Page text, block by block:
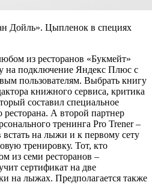
Дойль». Цыпленок в специях
из ресторанов «Букмейт»
на подключение Яндекс Плюс с
пользователям. Выбрать книгу
книжного сервиса, критика
составил специальное
А второй партнер
тренинга Pro Trener –
встать на лыжи и к первому сету
тренировку. Тот, кто
из семи ресторанов –
сертификат на две
на лыжах. Предполагается также